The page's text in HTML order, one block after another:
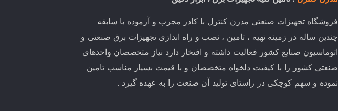
فروشگاه تجهیزات صنعتی مدرن کنترل با کادر مجرب و آزموده با سابقه
چندین ساله در زمینه تهیه ، تامین ، نصب و راه اندازی تجهیزات برق صنعتی و
اتوماسیون صنایع کشور فعالیت داشته و افتخار دارد نیاز متخصصان واحدهای
صنعتی کشور را با کیفیت دلخواه متخصصان و با قیمت بسیار مناسب تامین
نموده و سهم کوچکی در راستای تولید آن صنعت را به عهده گیرد .